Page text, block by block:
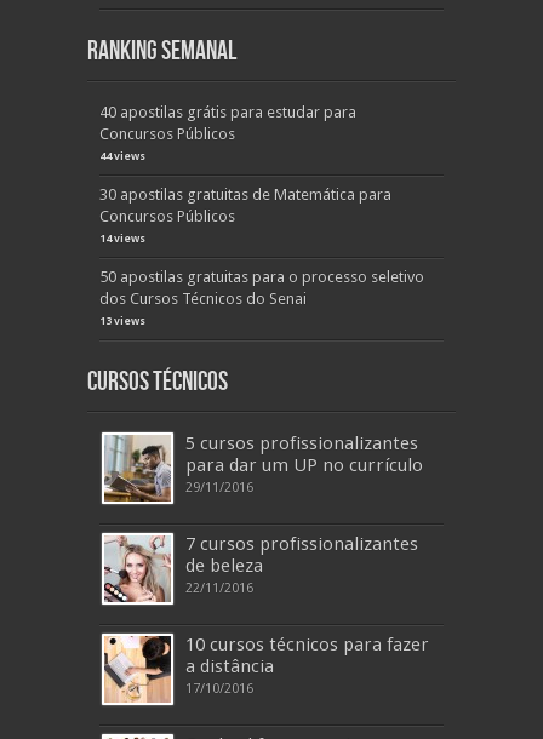
Ranking Semanal
40 apostilas grátis para estudar para
Concursos Públicos
44 views
30 apostilas gratuitas de Matemática para
Concursos Públicos
14 views
50 apostilas gratuitas para o processo seletivo
dos Cursos Técnicos do Senai
13 views
Cursos Técnicos
5 cursos profissionalizantes
para dar um UP no currículo
29/11/2016
7 cursos profissionalizantes
de beleza
22/11/2016
10 cursos técnicos para fazer
a distância
17/10/2016